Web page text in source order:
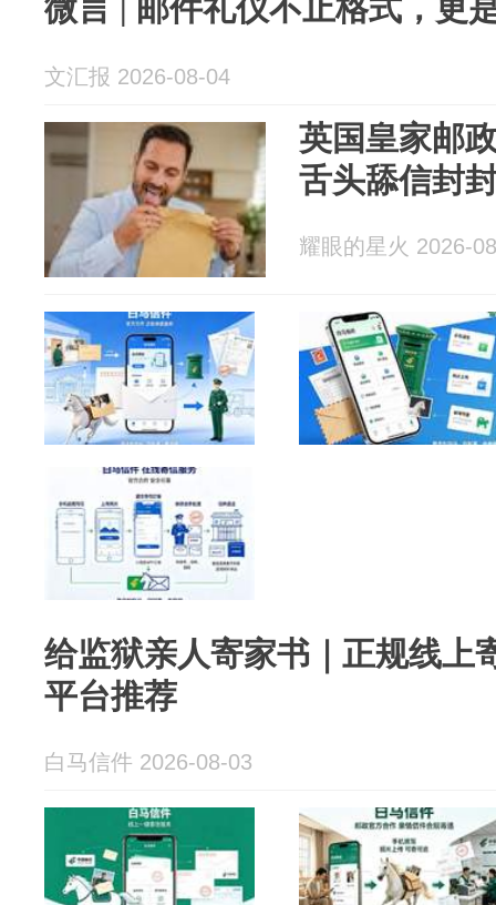
微言 | 邮件礼仪不止格式，更
文汇报 2026-08-04
英国皇家邮
舌头舔信封
耀眼的星火 2026-
给监狱亲人寄家书｜正规线上
平台推荐
白马信件 2026-08-03